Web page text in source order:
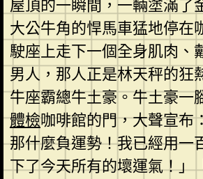
屋頂的一瞬間，一輛塗滿了
大公牛角的悍馬車猛地停在
駛座上走下一個全身肌肉、
男人，那人正是林天秤的
牛座霸總牛土豪。牛土豪一
體檢咖啡館的門，大聲宣布
那什麼負運勢！我已經用一
下了今天所有的壞運氣！」